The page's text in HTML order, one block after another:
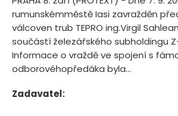
rumunskémměstě Iasi zavražděn
válcoven trub TEPRO ing.Virgil
součástí železářského subholdingu
Informace o vraždě ve spojení s
odborovéhopředáka byla...
Zadavatel: